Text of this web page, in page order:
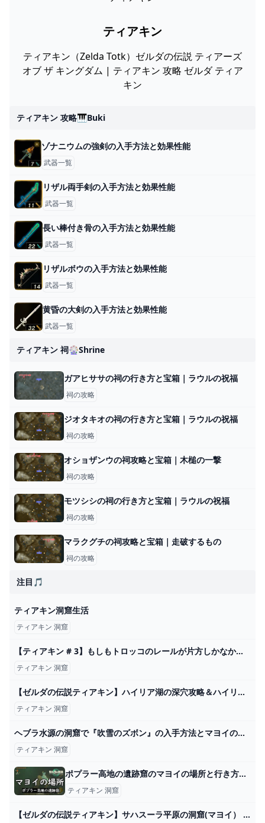
ティアキン
ティアキン（Zelda Totk）ゼルダの伝説 ティアーズ
オブ ザ キングダム | ティアキン 攻略 ゼルダ ティア
キン
ティアキン 攻略🎹buki
ゾナニウムの強剣の入手方法と効果性能
武器一覧
リザル両手剣の入手方法と効果性能
武器一覧
長い棒付き骨の入手方法と効果性能
武器一覧
リザルボウの入手方法と効果性能
武器一覧
黄昏の大剣の入手方法と効果性能
武器一覧
ティアキン 祠🎡shrine
ガアヒササの祠の行き方と宝箱｜ラウルの祝福
祠の攻略
ジオタキオの祠の行き方と宝箱｜ラウルの祝福
祠の攻略
オショザンウの祠攻略と宝箱｜木槌の一撃
祠の攻略
モツシシの祠の行き方と宝箱｜ラウルの祝福
祠の攻略
マラクグチの祠攻略と宝箱｜走破するもの
祠の攻略
注目🎵
ティアキン洞窟生活
ティアキン 洞窟
【ティアキン # 3】もしもトロッコのレールが片方しかなかったら…？【女性実況】 - YouTube
ティアキン 洞窟
【ゼルダの伝説ティアキン】ハイリア湖の深穴攻略＆ハイリア大橋の火炎グリオーク戦（フィローネに平和を！） Part109 - YouTube
ティアキン 洞窟
ヘブラ水源の洞窟で『吹雪のズボン』の入手方法とマヨイの落とし物【ゼルダの伝説 ティアーズオブザキングダム（ティアキン）】 - YouTube
ティアキン 洞窟
ポプラー高地の遺跡窟のマヨイの場所と行き方【ティアキン】 とあるゲームブログの軌跡
ティアキン 洞窟
【ゼルダの伝説ティアキン】サハスーラ平原の洞窟(マヨイ） - YouTube